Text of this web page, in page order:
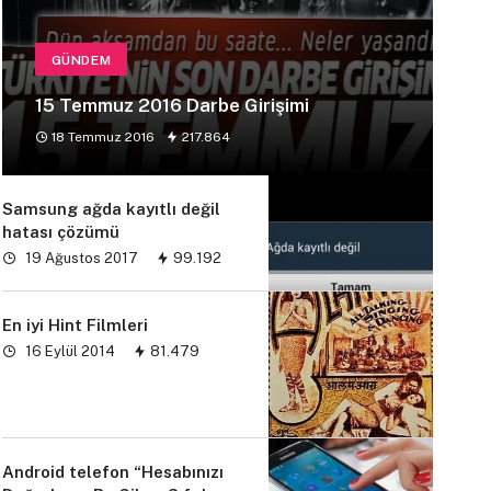
GÜNDEM
15 Temmuz 2016 Darbe Girişimi
18 Temmuz 2016 217.864
Samsung ağda kayıtlı değil
hatası çözümü
19 Ağustos 2017 99.192
En iyi Hint Filmleri
16 Eylül 2014 81.479
Android telefon “Hesabınızı